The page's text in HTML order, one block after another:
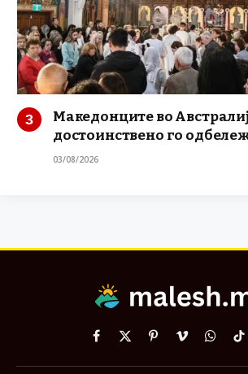
Македонците во
достоинствено го
03/08/2026
Facebook
X
PinterestVimeo